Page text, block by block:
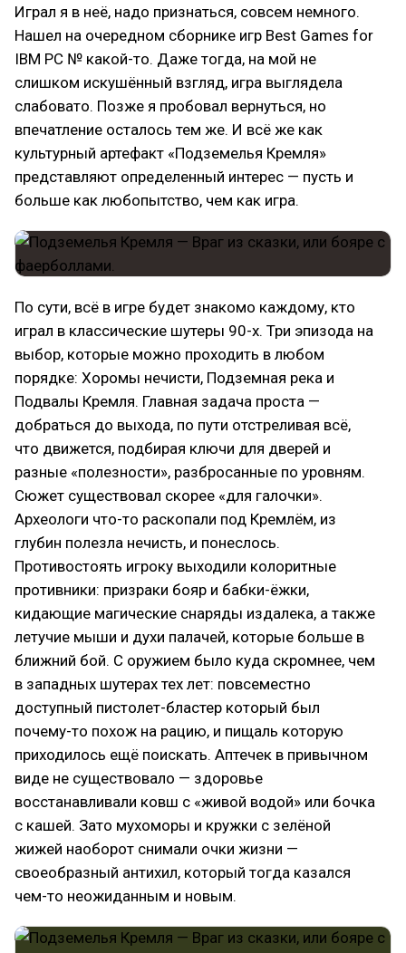
Играл я в неё, надо признаться, совсем немного.
Нашел на очередном сборнике игр Best Games for
IBM PC № какой-то. Даже тогда, на мой не
слишком искушённый взгляд, игра выглядела
слабовато. Позже я пробовал вернуться, но
впечатление осталось тем же. И всё же как
культурный артефакт «Подземелья Кремля»
представляют определенный интерес — пусть и
больше как любопытство, чем как игра.
По сути, всё в игре будет знакомо каждому, кто
играл в классические шутеры 90-х. Три эпизода на
выбор, которые можно проходить в любом
порядке: Хоромы нечисти, Подземная река и
Подвалы Кремля. Главная задача проста —
добраться до выхода, по пути отстреливая всё,
что движется, подбирая ключи для дверей и
разные «полезности», разбросанные по уровням.
Сюжет существовал скорее «для галочки».
Археологи что-то раскопали под Кремлём, из
глубин полезла нечисть, и понеслось.
Противостоять игроку выходили колоритные
противники: призраки бояр и бабки-ёжки,
кидающие магические снаряды издалека, а также
летучие мыши и духи палачей, которые больше в
ближний бой. С оружием было куда скромнее, чем
в западных шутерах тех лет: повсеместно
доступный пистолет-бластер который был
почему-то похож на рацию, и пищаль которую
приходилось ещё поискать. Аптечек в привычном
виде не существовало — здоровье
восстанавливали ковш с «живой водой» или бочка
с кашей. Зато мухоморы и кружки с зелёной
жижей наоборот снимали очки жизни —
своеобразный антихил, который тогда казался
чем-то неожиданным и новым.